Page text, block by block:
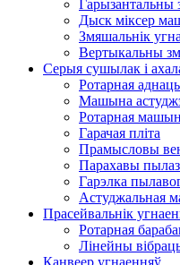
Гарызантальны
Дыск міксер
Змяшальнік
Вертыкальны
Серыя сушылак і
Ротарная
Машына
Ротарная
Гарачая пліта
Прамысловы
Парахавы
Гарэлка
Астуджальная
Прасейвальнік
Ротарная
Лінейны
Канвеер угнаенняў